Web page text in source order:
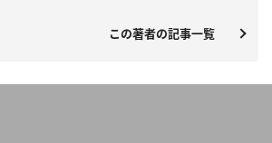
この著者の記事一覧